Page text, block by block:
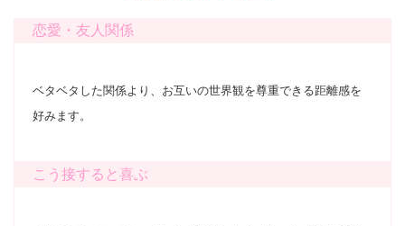
恋愛・友人関係
ベタベタした関係より、お互いの世界観を尊重できる距離感を
好みます。
こう接すると喜ぶ